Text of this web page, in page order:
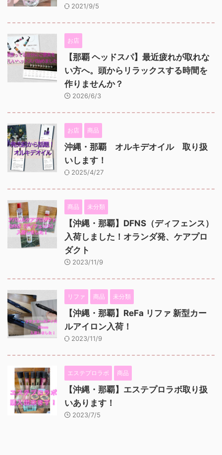
2021/9/5
お店
【那覇 ヘッドスパ】最近疲れが取れな
い方へ。頭からリラックスする時間を
作りませんか？
2026/6/3
お店 商品
沖縄・那覇 オルキデオイル 取り扱
いします！
2025/4/27
商品 未分類
【沖縄・那覇】DFNS（ディフェンス）
入荷しました！オランダ発、ケアプロ
ダクト
2023/11/9
リファ 商品 未分類
【沖縄・那覇】ReFa リファ 新型カー
ルアイロン入荷！
2023/11/9
エステプロラボ 商品
【沖縄・那覇】エステプロラボ取り扱
いあります！
2023/7/5